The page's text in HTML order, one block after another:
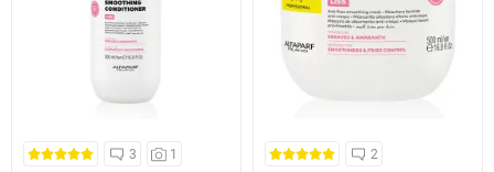
3 1 2